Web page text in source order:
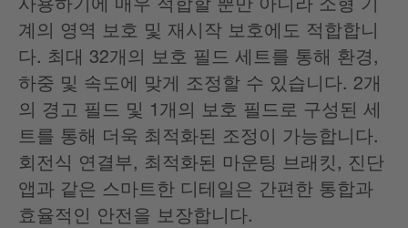
계의 영역 보호 및 재시작 보호에도 적합합니
다. 최대 32개의 보호 필드 세트를 통해 환경,
하중 및 속도에 맞게 조정할 수 있습니다. 2개
의 경고 필드 및 1개의 보호 필드로 구성된 세
트를 통해 더욱 최적화된 조정이 가능합니다.
회전식 연결부, 최적화된 마운팅 브래킷, 진단
앱과 같은 스마트한 디테일은 간편한 통합과
효율적인 안전을 보장합니다.